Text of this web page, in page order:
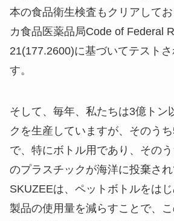
本の食品衛生検査もクリアして
カ食品医薬品局Code of Federal
21(177.2600)に基づいてテスト
す。
そして、毎年、私たちは3億トン
クを生産していますが、そのう
で、特にボトル用であり、その
のプラスチックが海洋に投棄され
SKUZEEは、ペットボトルをは
製品の使用量を減らすことで、